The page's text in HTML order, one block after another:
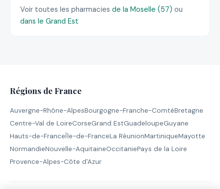
Voir toutes les pharmacies de la Moselle (57) ou
dans le Grand Est
Régions de France
Auvergne-Rhône-AlpesBourgogne-Franche-ComtéBretagne
Centre-Val de LoireCorseGrand EstGuadeloupeGuyane
Hauts-de-FranceÎle-de-FranceLa RéunionMartiniqueMayotte
NormandieNouvelle-AquitaineOccitaniePays de la Loire
Provence-Alpes-Côte d'Azur